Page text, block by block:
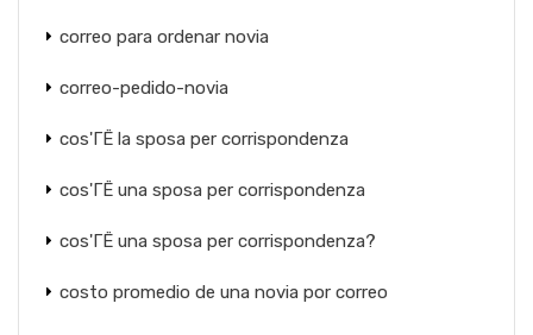
correo para ordenar novia
correo-pedido-novia
cos'ГЁ la sposa per corrispondenza
cos'ГЁ una sposa per corrispondenza
cos'ГЁ una sposa per corrispondenza?
costo promedio de una novia por correo